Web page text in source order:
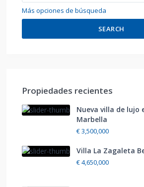
Más opciones de búsqueda
SEARCH
Propiedades recientes
Nueva villa de lujo
Marbella
€ 3,500,000
Villa La Zagaleta
€ 4,650,000